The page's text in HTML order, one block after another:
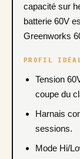
capacité sur
batterie 60V
Greenworks
PROFIL
Tension
coupe du
Harnais
sessions.
Mode Hi/